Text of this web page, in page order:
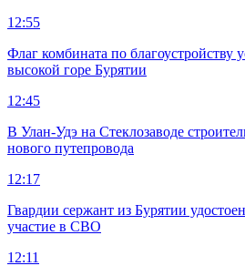
12:55
Флаг комбината по благоустройству
высокой горе Бурятии
12:45
В Улан-Удэ на Стеклозаводе
нового путепровода
12:17
Гвардии сержант из Бурятии
участие в СВО
12:11